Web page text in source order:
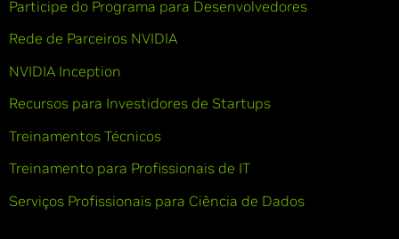
Participe do Programa para Desenvolvedores
Rede de Parceiros NVIDIA
NVIDIA Inception
Recursos para Investidores de Startups
Treinamentos Técnicos
Treinamento para Profissionais de IT
Serviços Profissionais para Ciência de Dados